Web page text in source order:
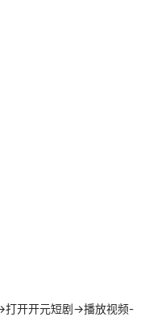
打开开元短剧->播放视频-